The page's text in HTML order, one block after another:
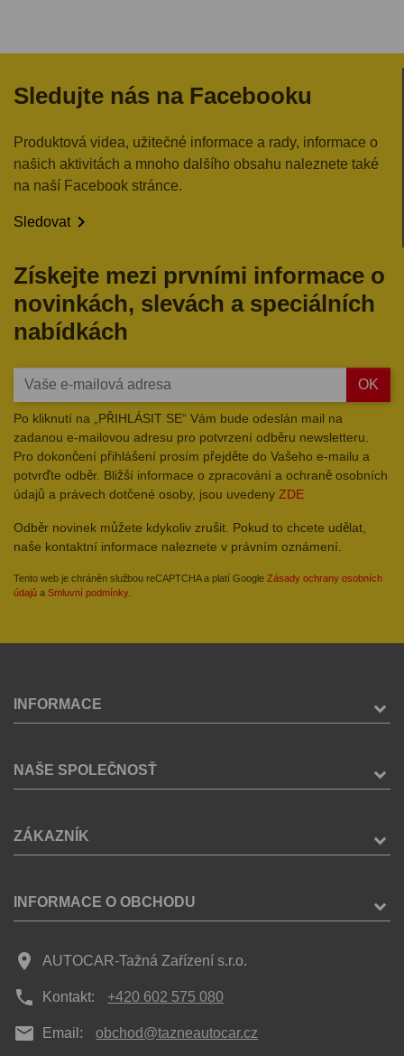
Sledujte nás na Facebooku
Produktová videa, užitečné informace a rady, informace o
našich aktivitách a mnoho dalšího obsahu naleznete také
na naší Facebook stránce.
Sledovat
Získejte mezi prvními informace o
novinkách, slevách a speciálních
nabídkách
OK
Po kliknutí na „PŘIHLÁSIT SE“ Vám bude odeslán mail na
zadanou e-mailovou adresu pro potvrzení odběru newsletteru.
Pro dokončení přihlášení prosím přejděte do Vašeho e-mailu a
potvrďte odběr. Bližší informace o zpracování a ochraně osobních
údajů a právech dotčené osoby, jsou uvedeny ZDE
Odběr novinek můžete kdykoliv zrušit. Pokud to chcete udělat,
naše kontaktní informace naleznete v právním oznámení.
Tento web je chráněn službou reCAPTCHA a platí Google Zásady ochrany osobních
údajů a Smluvní podmínky.
INFORMACE
NAŠE SPOLEČNOSŤ
ZÁKAZNÍK
INFORMACE O OBCHODU
place AUTOCAR-Tažná Zařízení s.r.o.
phone Kontakt: +420 602 575 080
mail Email: obchod@tazneautocar.cz